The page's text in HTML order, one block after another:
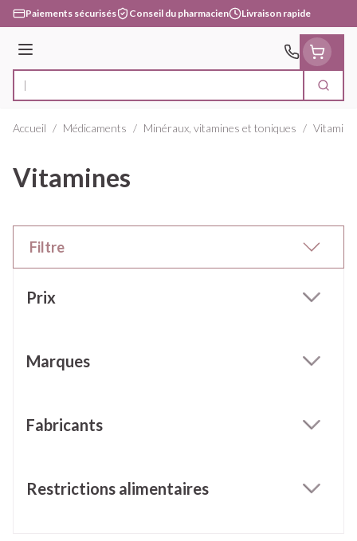
Aller au contenu
Paiements sécurisés Conseil du pharmacien Livraison rapide
Menu
Rechercher
Accueil / Médicaments / Minéraux, vitamines et toniques /
Vitamines
Filtre
Prix
Marques
Fabricants
Restrictions alimentaires